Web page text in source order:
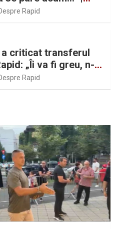
Rapid
a criticat transferul
„Îi va fi greu, n-
Rapid